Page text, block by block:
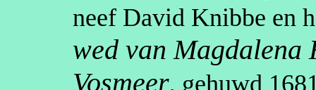
neef David Knibbe en
wed van Magdalena
Vosmeer, gehuwd